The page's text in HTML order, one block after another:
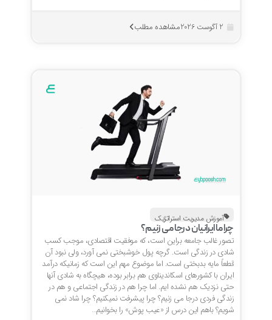
مشاهده مطلب
آموزش مدیریت استراتژیک
چرا ما ایرانیان درجا می زنیم؟
تصور غالب جامعه براین است، که موفقیت اقتصادی، موجب کسب
شادی در زندگی است. گرچه پول خوشبختی نمی آورد، ولی نبود آن
قطعاً مایه بدبختی است. اما موضوع مهم این است که زمانیکه درآمد
ایران با کشورهای اسکاندیناوی هم برابر بوده، هیچگاه به شادی آنها
حتی نزدیک هم نشده ایم. اما چرا هم در زندگی اجتماعی و هم در
زندگی فردی درجا می زنیم؟ چرا پیشرفت نمیکنیم؟ چرا شاد نمی
شویم؟ باهم این درس از «عیب پوش» را بخوانیم…